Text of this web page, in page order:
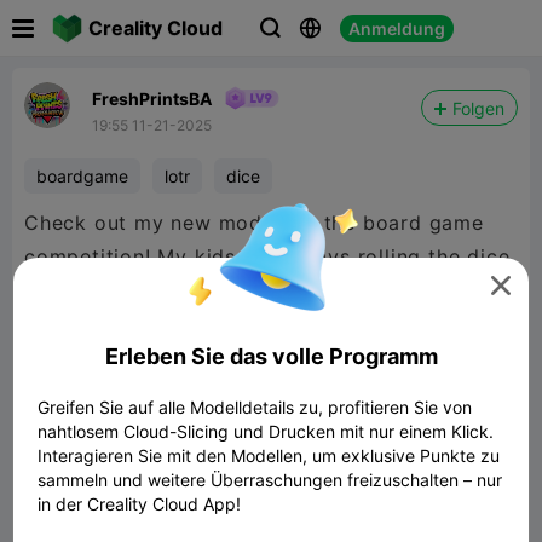
Creality Cloud   Anmeldung
FreshPrintsBA
19:55 11-21-2025
Folgen
boardgame lotr dice
Check out my new model for the board game
competition! My kids are always rolling the dice
off of the table and this model will help them
you guys enjoy it too.

Erleben Sie das volle Programm
Greifen Sie auf alle Modelldetails zu, profitieren Sie von
nahtlosem Cloud-Slicing und Drucken mit nur einem Klick.
Interagieren Sie mit den Modellen, um exklusive Punkte zu
sammeln und weitere Überraschungen freizuschalten – nur
in der Creality Cloud App!